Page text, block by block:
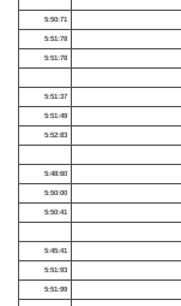
5:50:71
5:51:78
5:51:78
5:51:37
5:51:49
5:52:83
5:48:60
5:50:00
5:50:41
5:45:41
5:51:93
5:51:99